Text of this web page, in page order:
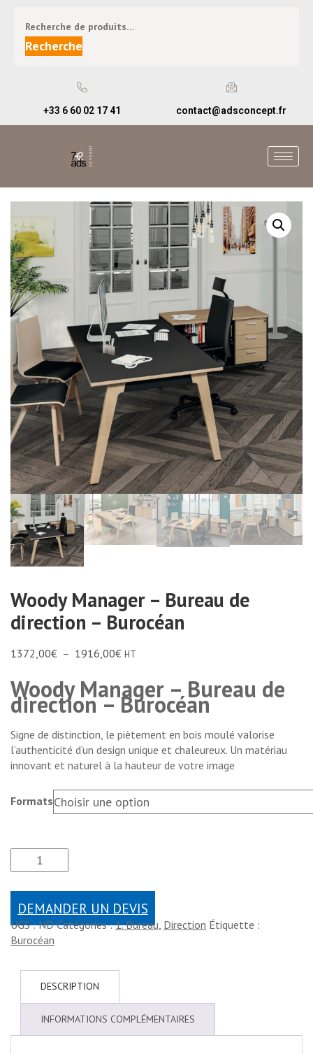
Recherche
+33 6 60 02 17 41 contact@adsconcept.fr
Woody Manager – Bureau de
direction – Burocéan
1372,00€ – 1916,00€ HT
Woody Manager – Bureau de
direction – Burocéan
Signe de distinction, le piètement en bois moulé valorise
l’authenticité d’un design unique et chaleureux. Un matériau
innovant et naturel à la hauteur de votre image
Formats
DEMANDER UN DEVIS
UGS :ND Catégories :1. Bureau, Direction Étiquette :
Burocéan
DESCRIPTION
INFORMATIONS COMPLÉMENTAIRES